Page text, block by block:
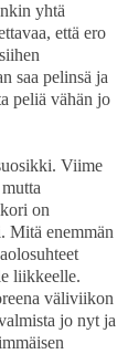
yhtä
että ero
saa pelinsä ja
peliä vähän jo
Viime
on
Mitä enemmän
liikkeelle.
väliviikon
jo nyt ja